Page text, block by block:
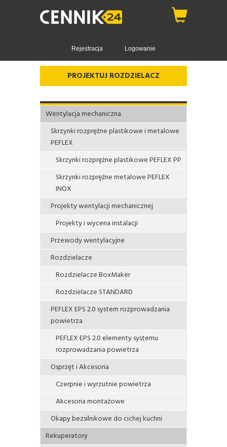
Rejestracja Logowanie
PROJEKTUJ ROZDZIELACZ
Wentylacja mechaniczna
Skrzynki rozprężne plastikowe i metalowe
PEFLEX
Skrzynki rozprężne plastikowe PEFLEX PP
Skrzynki rozprężne metalowe PEFLEX
INOX
Projekty wentylacji mechanicznej
Projekty i wycena instalacji
Przewody wentylacyjne
Rozdzielacze
Rozdzielacze BoxMaker
Rozdzielacze STANDARD
PEFLEX EPS 2.0 system rozprowadzania
powietrza
PEFLEX EPS 2.0 elementy systemu
rozprowadzania powietrza
Osprzęt i Akcesoria
Czerpnie i wyrzutnie powietrza
Akcesoria montażowe
Okapy bezsilnikowe do cichej kuchni
Rekuperatory